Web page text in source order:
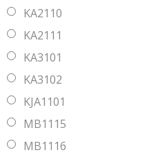
KA2110
KA2111
KA3101
KA3102
KJA1101
MB1115
MB1116